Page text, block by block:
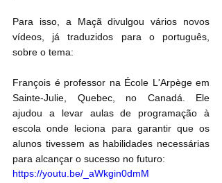
Para isso, a Maçã divulgou vários novos
vídeos, já traduzidos para o português,
sobre o tema:
François é professor na École L'Arpège em
Sainte-Julie, Quebec, no Canadá. Ele
ajudou a levar aulas de programação à
escola onde leciona para garantir que os
alunos tivessem as habilidades necessárias
para alcançar o sucesso no futuro:
https://youtu.be/_aWkgin0dmM